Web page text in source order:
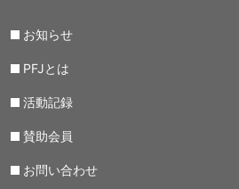
お知らせ
PFJとは
活動記録
賛助会員
お問い合わせ